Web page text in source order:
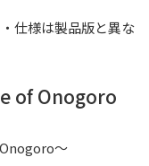
仕様は製品版と異な
of Onogoro
～